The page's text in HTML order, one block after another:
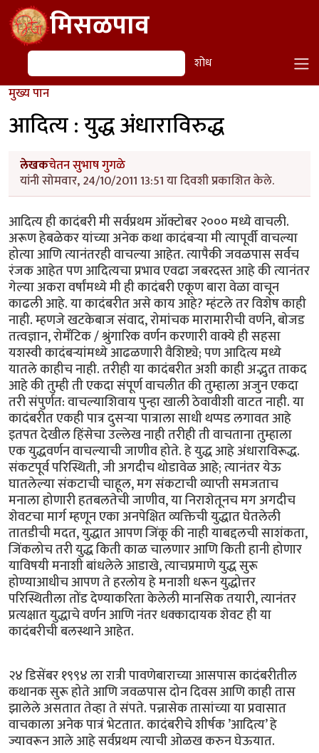
Skip to main contentमिसळपाव
शोध शोध
मुख्य पान
आदित्य : युद्ध अंधाराविरुद्ध
लेखकचेतन सुभाष गुगळे
यांनी सोमवार, 24/10/2011 13:51 या दिवशी प्रकाशित केले.
आदित्य ही कादंबरी मी सर्वप्रथम ऑक्टोबर २००० मध्ये वाचली.
अरूण हेबळेकर यांच्या अनेक कथा कादंबर्‍या मी त्यापूर्वी वाचल्या
होत्या आणि त्यानंतरही वाचल्या आहेत. त्यापैकी जवळपास सर्वच
रंजक आहेत पण आदित्यचा प्रभाव एवढा जबरदस्त आहे की त्यानंतर
गेल्या अकरा वर्षांमध्ये मी ही कादंबरी एकूण बारा वेळा वाचून
काढली आहे. या कादंबरीत असे काय आहे? म्हंटले तर विशेष काही
नाही. म्हणजे खटकेबाज संवाद, रोमांचक मारामारीची वर्णने, बोजड
तत्वज्ञान, रोमॅंटिक / श्रुंगारिक वर्णन करणारी वाक्ये ही सहसा
यशस्वी कादंबर्‍यांमध्ये आढळणारी वैशिष्ट्ये; पण आदित्य मध्ये
यातले काहीच नाही. तरीही या कादंबरीत अशी काही अद्भुत ताकद
आहे की तुम्ही ती एकदा संपूर्ण वाचलीत की तुम्हाला अजुन एकदा
तरी संपुर्णत: वाचल्याशिवाय पुन्हा खाली ठेवावीशी वाटत नाही. या
कादंबरीत एकही पात्र दुसर्‍या पात्राला साधी थप्पड लगावत आहे
इतपत देखील हिंसेचा उल्लेख नाही तरीही ती वाचताना तुम्हाला
एक युद्धवर्णन वाचल्याची जाणीव होते. हे युद्ध आहे अंधाराविरूद्ध.
संकटपूर्व परिस्थिती, जी अगदीच थोडावेळ आहे; त्यानंतर येऊ
घातलेल्या संकटाची चाहूल, मग संकटाची व्याप्ती समजताच
मनाला होणारी हतबलतेची जाणीव, या निराशेतूनच मग अगदीच
शेवटचा मार्ग म्हणून एका अनपेक्षित व्यक्तिची युद्धात घेतलेली
तातडीची मदत, युद्धात आपण जिंकू की नाही याबद्दलची साशंकता,
जिंकलोच तरी युद्ध किती काळ चालणार आणि किती हानी होणार
याविषयी मनाशी बांधलेले आडाखे, त्याचप्रमाणे युद्ध सुरू
होण्याआधीच आपण ते हरलोय हे मनाशी धरून युद्धोत्तर
परिस्थितीला तोंड देण्याकरिता केलेली मानसिक तयारी, त्यानंतर
प्रत्यक्षात युद्धाचे वर्णन आणि नंतर धक्कादायक शेवट ही या
कादंबरीची बलस्थाने आहेत.
२४ डिसेंबर १९९४ ला रात्री पावणेबाराच्या आसपास कादंबरीतील
कथानक सुरू होते आणि जवळपास दोन दिवस आणि काही तास
झालेले असतात तेव्हा ते संपते. पन्नासेक तासांच्या या प्रवासात
वाचकाला अनेक पात्रं भेटतात. कादंबरीचे शीर्षक ’आदित्य’ हे
ज्यावरून आले आहे सर्वप्रथम त्याची ओळख करुन घेऊयात.